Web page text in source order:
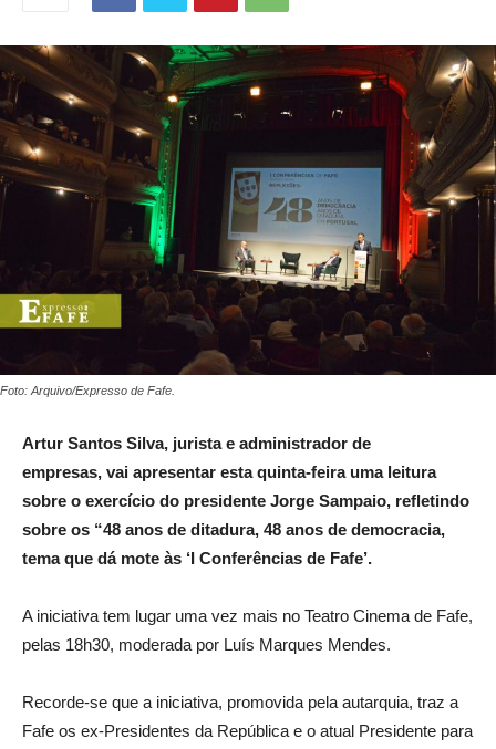
Foto: Arquivo/Expresso de Fafe.
Artur Santos Silva, jurista e administrador de
empresas, vai apresentar esta quinta-feira uma leitura
sobre o exercício do presidente Jorge Sampaio, refletindo
sobre os “48 anos de ditadura, 48 anos de democracia,
tema que dá mote às ‘I Conferências de Fafe’.
A iniciativa tem lugar uma vez mais no Teatro Cinema de Fafe,
pelas 18h30, moderada por Luís Marques Mendes.
Recorde-se que a iniciativa, promovida pela autarquia, traz a
Fafe os ex-Presidentes da República e o atual Presidente para